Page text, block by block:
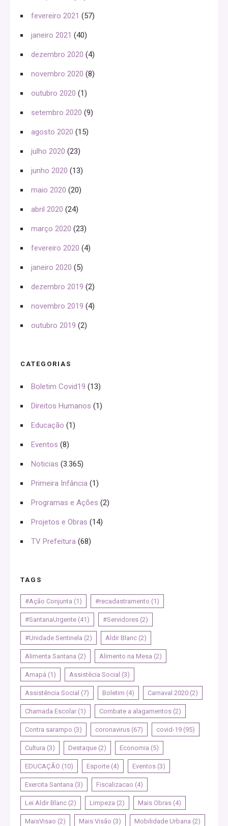
fevereiro 2021 (57)
janeiro 2021 (40)
dezembro 2020 (4)
novembro 2020 (8)
outubro 2020 (1)
setembro 2020 (9)
agosto 2020 (15)
julho 2020 (23)
junho 2020 (13)
maio 2020 (20)
abril 2020 (24)
março 2020 (23)
fevereiro 2020 (4)
janeiro 2020 (5)
dezembro 2019 (2)
novembro 2019 (4)
outubro 2019 (2)
CATEGORIAS
Boletim Covid19 (13)
Direitos Humanos (1)
Educação (1)
Eventos (8)
Noticias (3.365)
Primeira Infância (1)
Programas e Ações (2)
Projetos e Obras (14)
TV Prefeitura (68)
TAGS
#Ação Conjunta (1) #recadastramento (1)
#SantanaUrgente (41) #Servidores (2)
#Unidade Sentinela (2) Aldir Blanc (2)
Alimenta Santana (2) Alimento na Mesa (2)
Amapá (1) Assistêcia Social (3)
Assistência Social (7) Boletim (4) Carnaval 2020 (2)
Chamada Escolar (1) Combate a alagamentos (2)
Contra sarampo (3) coronavirus (67) covid-19 (95)
Cultura (3) Destaque (2) Economia (5)
EDUCAÇÃO (10) Esporte (4) Eventos (3)
Exercita Santana (3) Fiscalizacao (4)
Lei Aldir Blanc (2) Limpeza (2) Mais Obras (4)
MaisVisao (2) Mais Visão (3) Mobilidade Urbana (2)